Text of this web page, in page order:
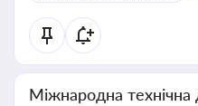
Міжнародна технічна